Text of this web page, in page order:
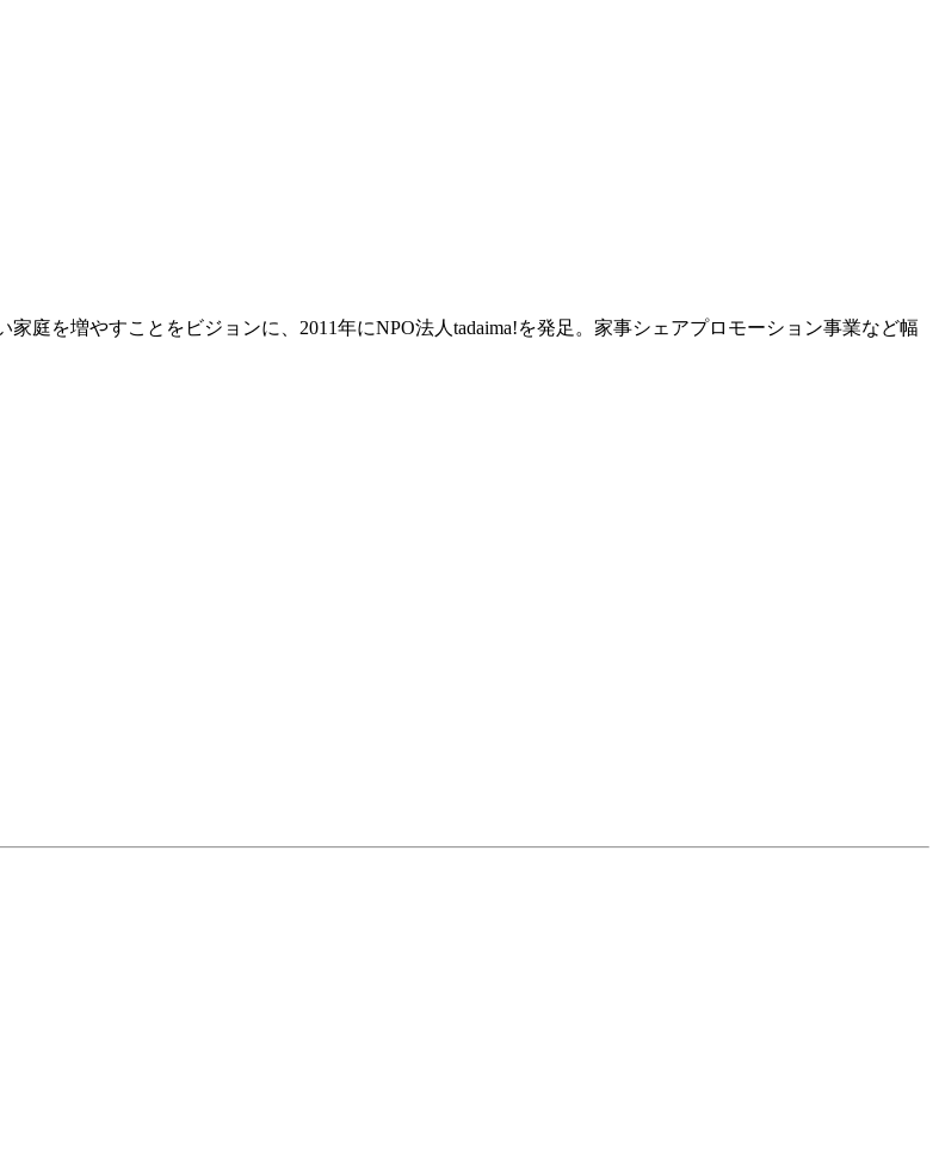
庭を増やすことをビジョンに、2011年にNPO法人tadaima!を発足。家事シェアプロモーション事業など幅